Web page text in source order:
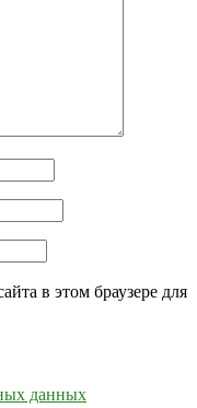
в этом браузере для
данных